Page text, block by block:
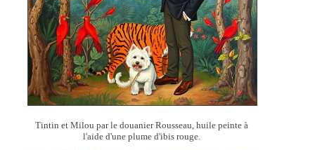
Tintin et Milou par le douanier Rousseau, huile peinte à
l'aide d'une plume d'ibis rouge.